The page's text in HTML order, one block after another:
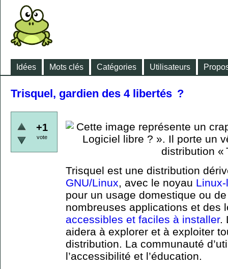
Idées Mots clés Catégories Utilisateurs
Trisquel, gardien des 4 libertés ?
+1
vote
Trisquel est une distribution
GNU/Linux, avec le noyau
pour un usage domestique ou
nombreuses applications et des
accessibles et faciles à installer.
aidera à explorer et à exploiter
distribution. La communauté
l’accessibilité et l’éducation.